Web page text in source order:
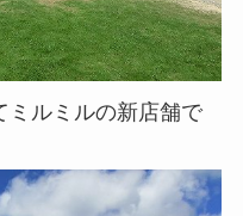
ミルミルの新店舗で